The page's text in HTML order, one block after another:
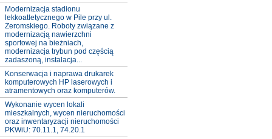
Modernizacja stadionu
lekkoatletycznego w Pile przy ul.
Żeromskiego. Roboty związane z
modernizacją nawierzchni
sportowej na bieżniach,
modernizacja trybun pod częścią
zadaszoną, instalacja...
Konserwacja i naprawa drukarek
komputerowych HP laserowych i
atramentowych oraz komputerów.
Wykonanie wycen lokali
mieszkalnych, wycen nieruchomości
oraz inwentaryzacji nieruchomości
PKWiU: 70.11.1, 74.20.1